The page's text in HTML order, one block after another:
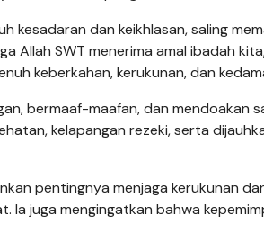
kesadaran dan keikhlasan, saling
Allah SWT menerima amal ibadah
keberkahan, kerukunan, dan
bermaaf-maafan, dan mendoakan
kelapangan rezeki, serta
pentingnya menjaga kerukunan
juga mengingatkan bahwa